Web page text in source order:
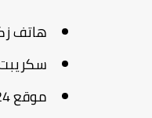
هاتف
موقع app creator24